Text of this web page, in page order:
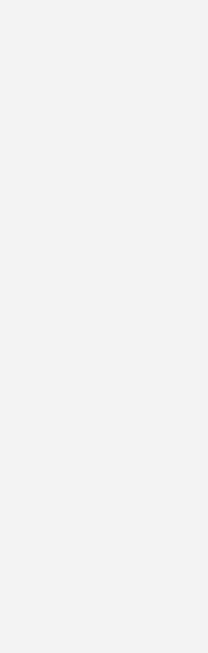
senken
von importierten
in den
ab, Solarthermie als
zur
einem Sektor, der nahezu
ausmacht. Mit der
starke Produktionsbasis
rücken. Der
auf EU- und
sensibilisieren. Dadurch
Maßnahmen
Wärmelösungen stärken.
Arbeitsmarkt der
Wirtschaftsmotor in
Sicherheit bei